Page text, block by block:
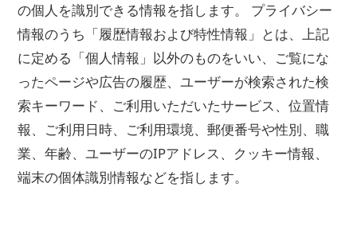
の個人を識別できる情報を指します。 プライバシー
情報のうち「履歴情報および特性情報」とは、上記
に定める「個人情報」以外のものをいい、ご覧にな
ったページや広告の履歴、ユーザーが検索された検
索キーワード、ご利用いただいたサービス、位置情
報、ご利用日時、ご利用環境、郵便番号や性別、職
業、年齢、ユーザーのIPアドレス、クッキー情報、
端末の個体識別情報などを指します。